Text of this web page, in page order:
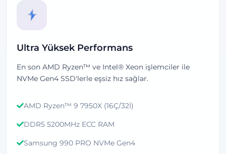
Ultra Yüksek Performans
En son AMD Ryzen™ ve Intel® Xeon işlemciler ile
NVMe Gen4 SSD'lerle eşsiz hız sağlar.
AMD Ryzen™ 9 7950X (16Ç/32İ)
DDR5 5200MHz ECC RAM
Samsung 990 PRO NVMe Gen4